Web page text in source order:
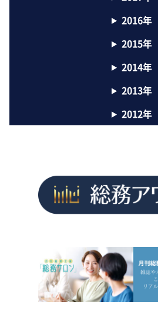
2016年
2015年
2014年
2013年
2012年